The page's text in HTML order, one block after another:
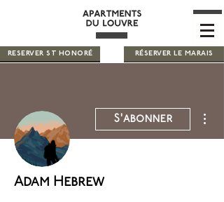
RESERVER ST HONORÉ RÉSERVER LE MARAIS
S'abonner
Adam Hebrew